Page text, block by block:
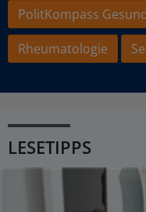
PolitKompass
Rheumatologie
LESETIPPS